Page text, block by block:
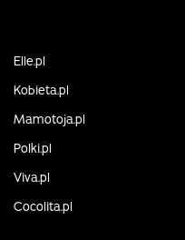
Elle.pl
Kobieta.pl
Mamotoja.pl
Polki.pl
Viva.pl
Cocolita.pl